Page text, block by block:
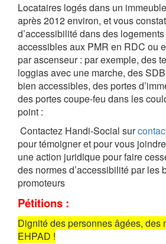
Locataires logés dans un
après 2012 environ, et vous
d’accessibilité dans des
accessibles aux PMR en RDC ou
par ascenseur : par exemple, des
loggias avec une marche, des
bien accessibles, des portes
des portes coupe-feu dans les
point :
Contactez Handi-Social sur
pour témoigner et pour vous
une action juridique pour faire
des normes d’accessibilité par les
promoteurs
Pétitions :
Dignité des personnes âgées, des
EHPAD !